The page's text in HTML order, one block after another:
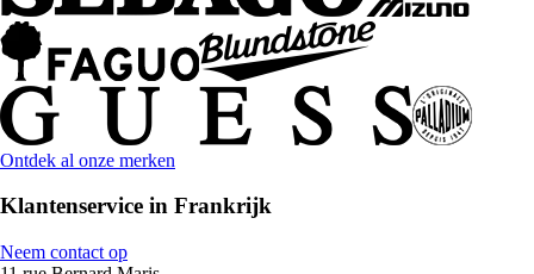
Ontdek al onze merken
Klantenservice in Frankrijk
Neem contact op